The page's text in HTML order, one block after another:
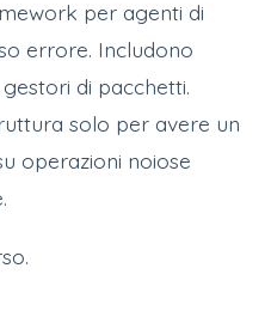
per agenti di
errore. Includono
di pacchetti.
solo per avere un
operazioni noiose